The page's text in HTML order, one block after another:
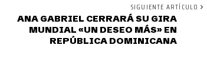
SIGUIENTE ARTÍCULO
ANA GABRIEL CERRARÁ SU GIRA
MUNDIAL «UN DESEO MÁS» EN
REPÚBLICA DOMINICANA